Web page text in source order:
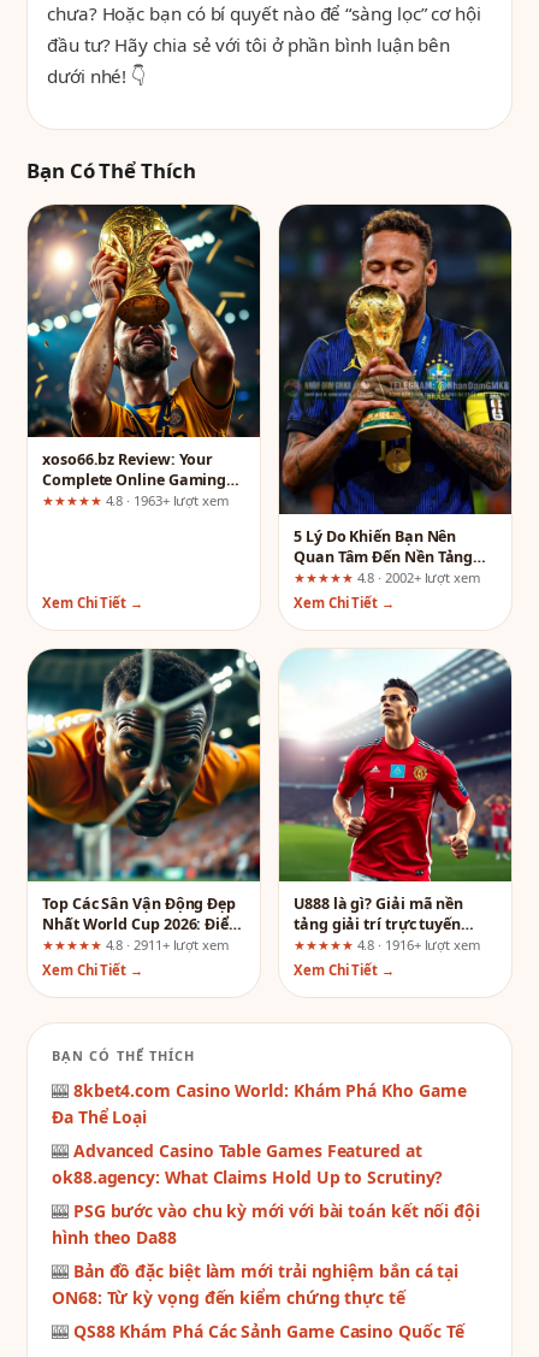
chưa? Hoặc bạn có bí quyết nào để “sàng lọc” cơ hội
đầu tư? Hãy chia sẻ với tôi ở phần bình luận bên
dưới nhé! 👇
Bạn Có Thể Thích
xoso66.bz Review: Your
Complete Online Gaming
Resource
★★★★★ 4.8 · 1963+ lượt xem
Xem Chi Tiết →
5 Lý Do Khiến Bạn Nên
Quan Tâm Đến Nền Tảng
Giải Trí Trực Tuyến Mới Nổi
★★★★★ 4.8 · 2002+ lượt xem
Xem Chi Tiết →
Top Các Sân Vận Động Đẹp
Nhất World Cup 2026: Điểm
Hẹn Của Những Cung Bậc
Cảm Xúc
★★★★★ 4.8 · 2911+ lượt xem
Xem Chi Tiết →
U888 là gì? Giải mã nền
tảng giải trí trực tuyến
đang gây sốt
★★★★★ 4.8 · 1916+ lượt xem
Xem Chi Tiết →
BẠN CÓ THỂ THÍCH
🎰 8kbet4.com Casino World: Khám Phá Kho Game
Đa Thể Loại
🎰 Advanced Casino Table Games Featured at
ok88.agency: What Claims Hold Up to Scrutiny?
🎰 PSG bước vào chu kỳ mới với bài toán kết nối đội
hình theo Da88
🎰 Bản đồ đặc biệt làm mới trải nghiệm bắn cá tại
ON68: Từ kỳ vọng đến kiểm chứng thực tế
🎰 QS88 Khám Phá Các Sảnh Game Casino Quốc Tế